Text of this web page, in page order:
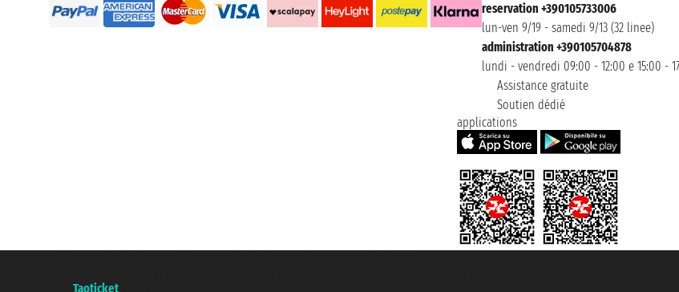
reservation +390105733006
lun-ven 9/19 - samedi 9/13 (32 linee)
administration +390105704878
lundi - vendredi 09:00 - 12:00 e 15:00 -
Assistance gratuite
Soutien dédié
applications
Taoticket